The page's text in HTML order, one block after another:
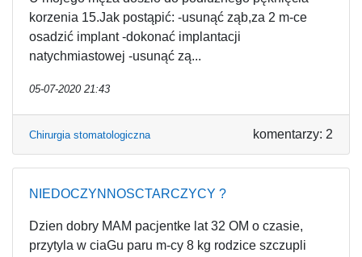
korzenia 15.Jak postąpić: -usunąć ząb,za 2 m-ce
osadzić implant -dokonać implantacji
natychmiastowej -usunąć zą...
05-07-2020 21:43
Chirurgia stomatologiczna komentarzy: 2
NIEDOCZYNNOSCTARCZYCY ?
Dzien dobry MAM pacjentke lat 32 OM o czasie,
przytyla w ciaGu paru m-cy 8 kg rodzice szczupli